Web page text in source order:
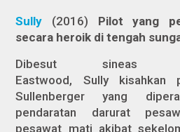
Sully (2016) Pilot yang
secara heroik di tengah
Dibesut sineas
Eastwood, Sully kisahkan
Sullenberger yang
pendaratan darurat
pesawat mati akibat